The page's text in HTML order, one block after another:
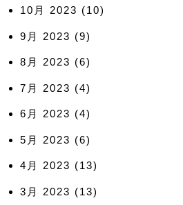
10月 2023 (10)
9月 2023 (9)
8月 2023 (6)
7月 2023 (4)
6月 2023 (4)
5月 2023 (6)
4月 2023 (13)
3月 2023 (13)